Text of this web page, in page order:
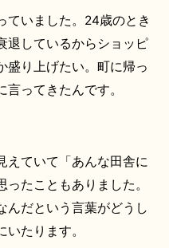
ていました。24歳のとき
退しているからショッピ
盛り上げたい。町に帰っ
ってきたんです。
えていて「あんな田舎に
たこともありました。
んだという言葉がどうし
たります。